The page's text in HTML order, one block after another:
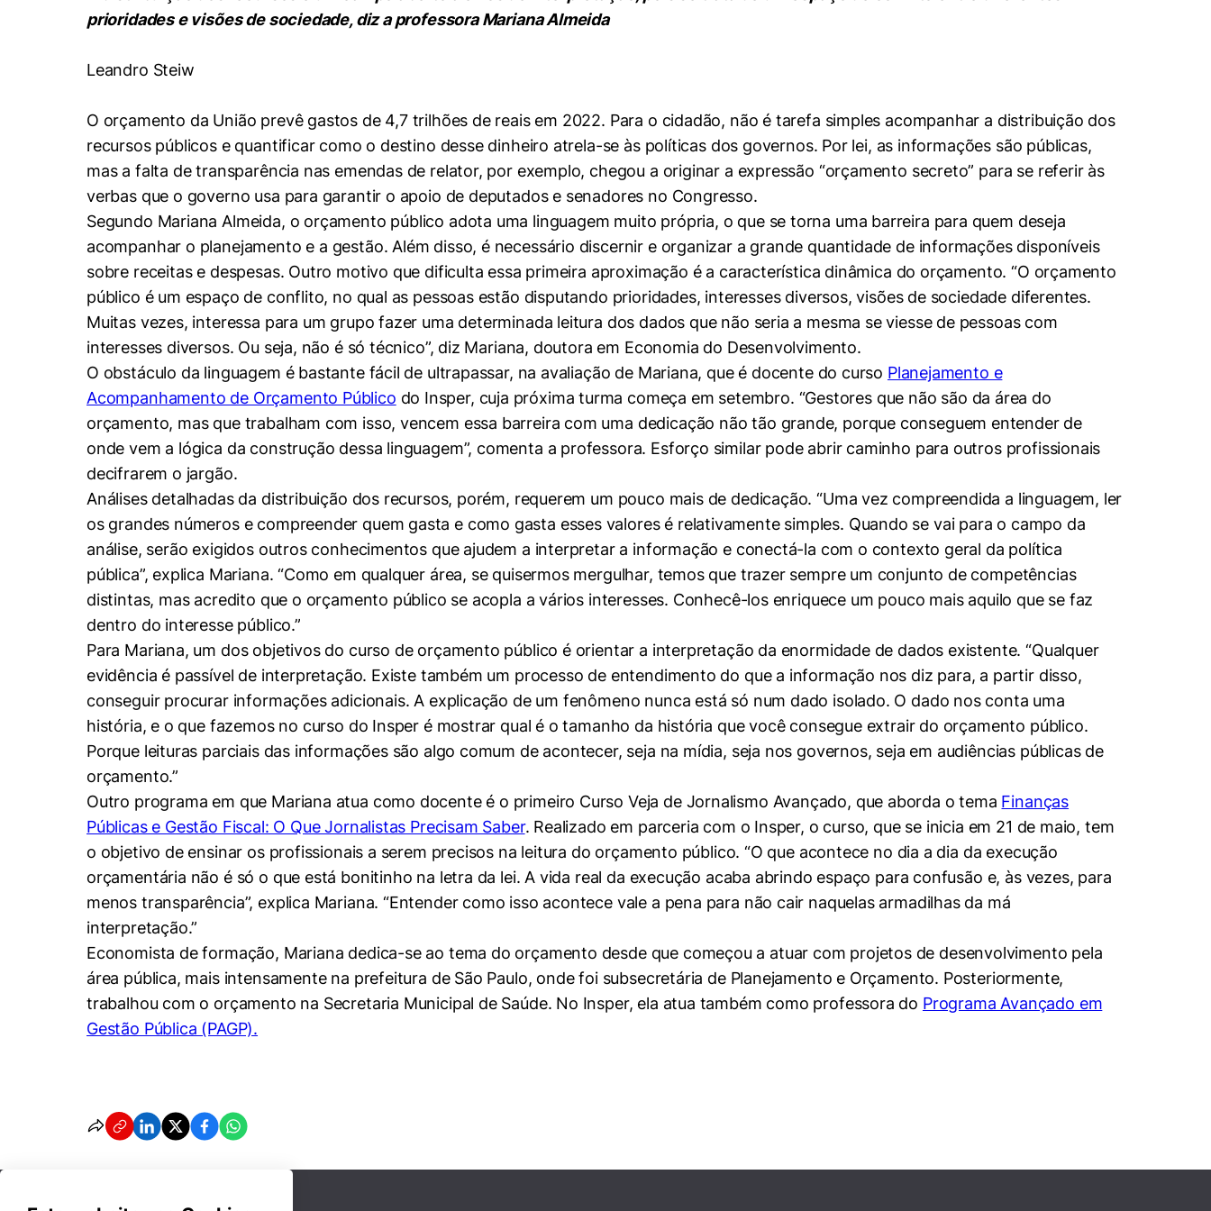
Conhecimento
Hub de Inovação e
Women in Action
Sala de Imprensa
Pesquisa na Graduação
Comitê de Ética em
Pesquisa
Linkedin
prioridades e visões de sociedade, diz a professora Mariana Almeida
Leandro Steiw
O orçamento da União prevê gastos de 4,7 trilhões de reais em 2022. Para o cidadão, não é tarefa simples acompanhar a distribuição dos
recursos públicos e quantificar como o destino desse dinheiro atrela-se às políticas dos governos. Por lei, as informações são públicas,
mas a falta de transparência nas emendas de relator, por exemplo, chegou a originar a expressão “orçamento secreto” para se referir às
verbas que o governo usa para garantir o apoio de deputados e senadores no Congresso.
Segundo Mariana Almeida, o orçamento público adota uma linguagem muito própria, o que se torna uma barreira para quem deseja
acompanhar o planejamento e a gestão. Além disso, é necessário discernir e organizar a grande quantidade de informações disponíveis
sobre receitas e despesas. Outro motivo que dificulta essa primeira aproximação é a característica dinâmica do orçamento. “O orçamento
público é um espaço de conflito, no qual as pessoas estão disputando prioridades, interesses diversos, visões de sociedade diferentes.
Muitas vezes, interessa para um grupo fazer uma determinada leitura dos dados que não seria a mesma se viesse de pessoas com
interesses diversos. Ou seja, não é só técnico”, diz Mariana, doutora em Economia do Desenvolvimento.
O obstáculo da linguagem é bastante fácil de ultrapassar, na avaliação de Mariana, que é docente do curso Planejamento e
Acompanhamento de Orçamento Público do Insper, cuja próxima turma começa em setembro. “Gestores que não são da área do
orçamento, mas que trabalham com isso, vencem essa barreira com uma dedicação não tão grande, porque conseguem entender de
onde vem a lógica da construção dessa linguagem”, comenta a professora. Esforço similar pode abrir caminho para outros profissionais
decifrarem o jargão.
Análises detalhadas da distribuição dos recursos, porém, requerem um pouco mais de dedicação. “Uma vez compreendida a linguagem, ler
os grandes números e compreender quem gasta e como gasta esses valores é relativamente simples. Quando se vai para o campo da
análise, serão exigidos outros conhecimentos que ajudem a interpretar a informação e conectá-la com o contexto geral da política
pública”, explica Mariana. “Como em qualquer área, se quisermos mergulhar, temos que trazer sempre um conjunto de competências
distintas, mas acredito que o orçamento público se acopla a vários interesses. Conhecê-los enriquece um pouco mais aquilo que se faz
dentro do interesse público.”
Para Mariana, um dos objetivos do curso de orçamento público é orientar a interpretação da enormidade de dados existente. “Qualquer
evidência é passível de interpretação. Existe também um processo de entendimento do que a informação nos diz para, a partir disso,
conseguir procurar informações adicionais. A explicação de um fenômeno nunca está só num dado isolado. O dado nos conta uma
história, e o que fazemos no curso do Insper é mostrar qual é o tamanho da história que você consegue extrair do orçamento público.
Porque leituras parciais das informações são algo comum de acontecer, seja na mídia, seja nos governos, seja em audiências públicas de
orçamento.”
Outro programa em que Mariana atua como docente é o primeiro Curso Veja de Jornalismo Avançado, que aborda o tema Finanças
Públicas e Gestão Fiscal: O Que Jornalistas Precisam Saber. Realizado em parceria com o Insper, o curso, que se inicia em 21 de maio, tem
o objetivo de ensinar os profissionais a serem precisos na leitura do orçamento público. “O que acontece no dia a dia da execução
orçamentária não é só o que está bonitinho na letra da lei. A vida real da execução acaba abrindo espaço para confusão e, às vezes, para
menos transparência”, explica Mariana. “Entender como isso acontece vale a pena para não cair naquelas armadilhas da má
interpretação.”
Economista de formação, Mariana dedica-se ao tema do orçamento desde que começou a atuar com projetos de desenvolvimento pela
área pública, mais intensamente na prefeitura de São Paulo, onde foi subsecretária de Planejamento e Orçamento. Posteriormente,
trabalhou com o orçamento na Secretaria Municipal de Saúde. No Insper, ela atua também como professora do Programa Avançado em
Gestão Pública (PAGP).
Cookies de preferências de usuário